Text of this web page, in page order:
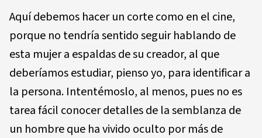
Aquí debemos hacer un corte como en el cine,
porque no tendría sentido seguir hablando de
esta mujer a espaldas de su creador, al que
deberíamos estudiar, pienso yo, para identificar a
la persona. Intentémoslo, al menos, pues no es
tarea fácil conocer detalles de la semblanza de
un hombre que ha vivido oculto por más de